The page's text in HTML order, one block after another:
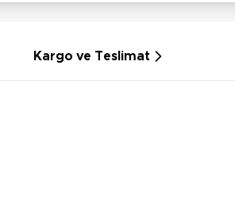
Kargo ve Teslimat